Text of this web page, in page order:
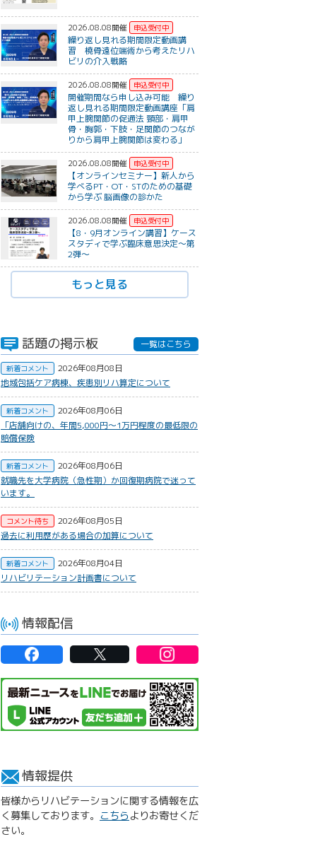
2026.08.08開催
繰り返し見れる期間限定動画講
習 橈骨遠位端術から考えたリハ
ビリの介入戦略
2026.08.08開催
開催期間なら申し込み可能 繰り
返し見れる期間限定動画講座「肩
甲上腕関節の促通法 頸部・肩甲
骨・胸郭・下肢・足関節のつなが
りから肩甲上腕関節は変わる」
2026.08.08開催
【オンラインセミナー】新人から
学べるPT・OT・STのための基礎
から学ぶ 脳画像の診かた
2026.08.08開催
【8・9月オンライン講習】ケース
スタディで学ぶ臨床意思決定〜第
2弾〜
もっと見る
話題の掲示板 一覧はこちら
新着コメント
2026年08月08日
地域包括ケア病棟、疾患別リハ算定について
新着コメント
2026年08月06日
​「店舗向けの、年間5,000円〜1万円程度の最低限の
賠償保険
新着コメント
2026年08月06日
就職先を大学病院（急性期）か回復期病院で迷って
います。
コメント待ち
2026年08月05日
過去に利用歴がある場合の加算について
新着コメント
2026年08月04日
リハビリテーション計画書について
情報配信
情報提供
皆様からリハビテーションに関する情報を広
く募集しております。 こちらよりお寄せくだ
さい。